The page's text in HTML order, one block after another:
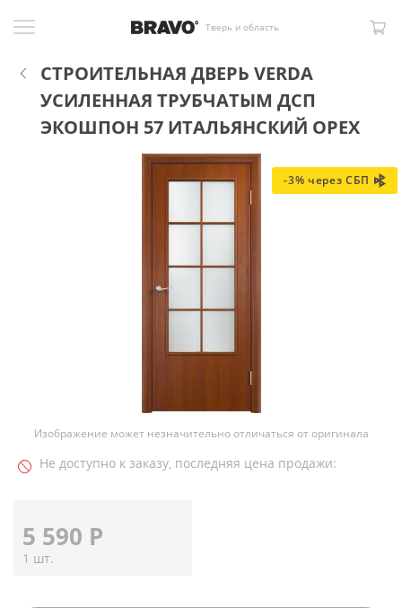
Тверь и область
СТРОИТЕЛЬНАЯ ДВЕРЬ VERDA
УСИЛЕННАЯ ТРУБЧАТЫМ ДСП
ЭКОШПОН 57 ИТАЛЬЯНСКИЙ ОРЕХ
-3% через СБП
Изображение может незначительно отличаться от оригинала
Не доступно к заказу, последняя цена продажи:
5 590 Р
1 шт.